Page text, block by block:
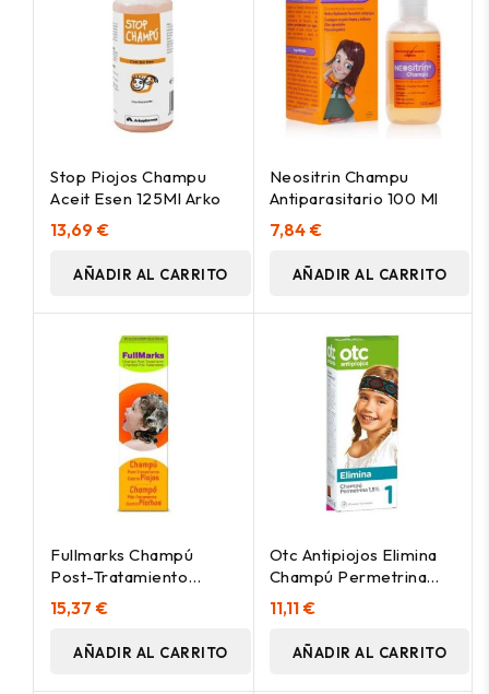
Stop Piojos Champu
Aceit Esen 125Ml Arko
13,69 €
AÑADIR AL CARRITO
Neositrin Champu
Antiparasitario 100 Ml
7,84 €
AÑADIR AL CARRITO
Fullmarks Champú
Post-Tratamiento
Desprendimiento
Liendres Y Piojos, 150
15,37 €
AÑADIR AL CARRITO
Otc Antipiojos Elimina
Champú Permetrina
1,5%, 125 Ml
11,11 €
AÑADIR AL CARRITO